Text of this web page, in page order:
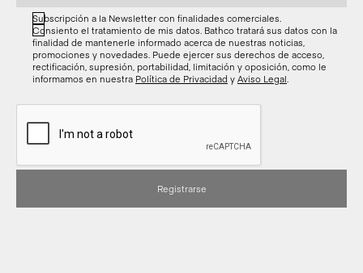
Subscripción a la Newsletter con finalidades comerciales.
Consiento el tratamiento de mis datos. Bathco tratará sus datos con la
finalidad de mantenerle informado acerca de nuestras noticias,
promociones y novedades. Puede ejercer sus derechos de acceso,
rectificación, supresión, portabilidad, limitación y oposición, como le
informamos en nuestra Política de Privacidad y Aviso Legal.